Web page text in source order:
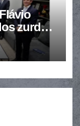
zurdos